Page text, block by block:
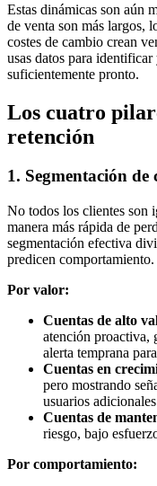
Estas dinámicas son aún
de venta son más largos,
costes de cambio crean
usas datos para
suficientemente pronto.
Los cuatro
retención
1. Segmentación de
No todos los clientes son
manera más rápida de
segmentación efectiva
predicen comportamiento.
Por valor:
Cuentas de alto
atención proactiva,
alerta temprana
Cuentas en
pero mostrando
usuarios
Cuentas de
riesgo, bajo
Por comportamiento: